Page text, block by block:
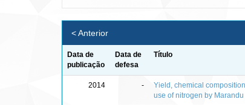
< Anterior
Data de
publicação
Data de
defesa
Título
2014 -
Yield, chemical
use of nitrogen by